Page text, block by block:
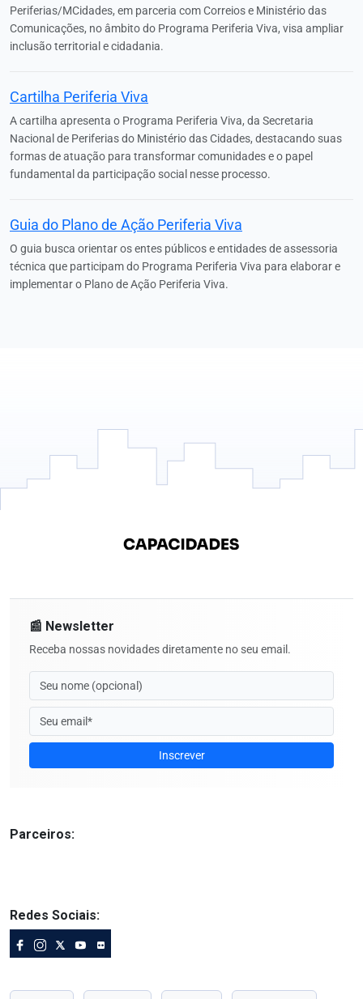
Periferias/MCidades, em parceria com Correios e Ministério das
Comunicações, no âmbito do Programa Periferia Viva, visa ampliar
inclusão territorial e cidadania.
Cartilha Periferia Viva
A cartilha apresenta o Programa Periferia Viva, da Secretaria
Nacional de Periferias do Ministério das Cidades, destacando suas
formas de atuação para transformar comunidades e o papel
fundamental da participação social nesse processo.
Guia do Plano de Ação Periferia Viva
O guia busca orientar os entes públicos e entidades de assessoria
técnica que participam do Programa Periferia Viva para elaborar e
implementar o Plano de Ação Periferia Viva.
📰 Newsletter
Receba nossas novidades diretamente no seu email.
Inscrever
Parceiros:
Redes Sociais: